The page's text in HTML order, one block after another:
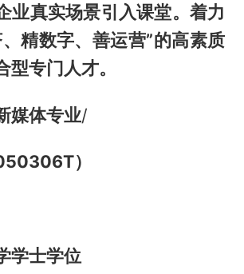
业真实场景引入课堂。着力
精数字、善运营”的高素质
型专门人才。
媒体专业/
）
学士学位